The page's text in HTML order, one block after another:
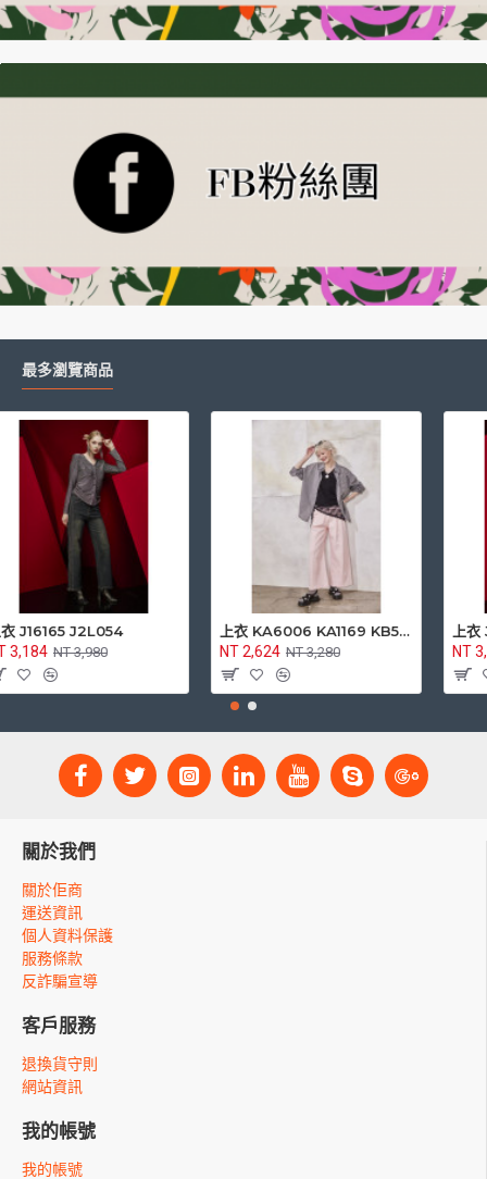
最多瀏覽商品
上衣 J16165 J2L054
NT 3,184 NT 3,980
NT 2,624 NT 3,280
關於我們
關於佢商
運送資訊
個人資料保護
服務條款
反詐騙宣導
客戶服務
退換貨守則
網站資訊
我的帳號
我的帳號